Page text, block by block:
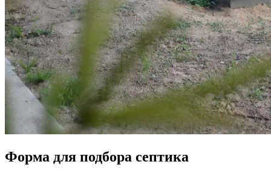
Форма для подбора септика